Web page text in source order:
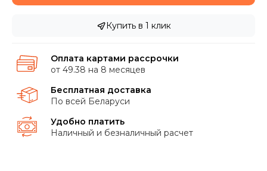
Купить в 1 клик
Оплата картами рассрочки
от 49.38 на 8 месяцев
Бесплатная доставка
По всей Беларуси
Удобно платить
Наличный и безналичный расчет